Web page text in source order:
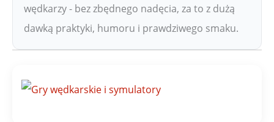
wędkarzy - bez zbędnego nadęcia, za to z dużą
dawką praktyki, humoru i prawdziwego smaku.